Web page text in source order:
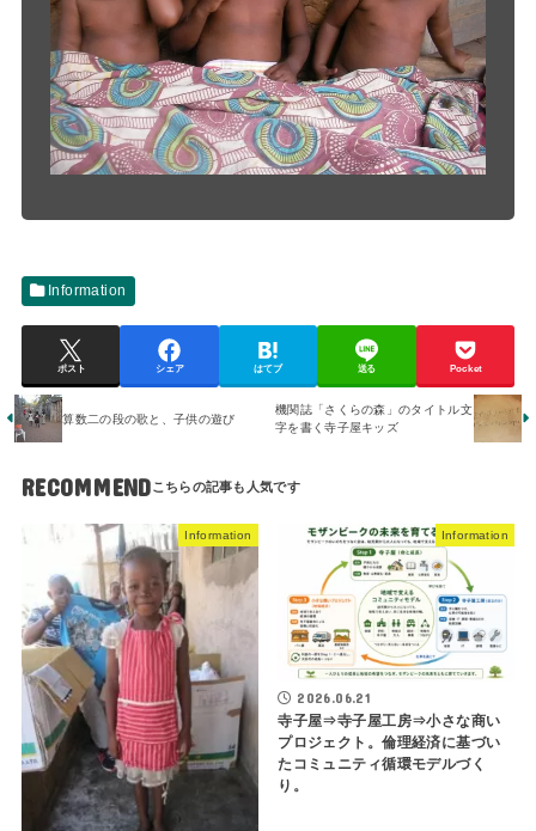
Information
ポスト シェア はてブ 送る Pocket
算数二の段の歌と、子供の遊び
機関誌「さくらの森」のタイトル文
字を書く寺子屋キッズ
RECOMMEND
Information Information
2026.06.21
寺子屋⇒寺子屋工房⇒小さな商い
プロジェクト。倫理経済に基づい
たコミュニティ循環モデルづく
り。